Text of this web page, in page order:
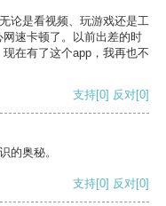
论是看视频、玩游戏还是工
速卡顿了。以前出差的时
在有了这个app，我再也不
支持[0] 反对[0]
的奥秘。
支持[0] 反对[0]